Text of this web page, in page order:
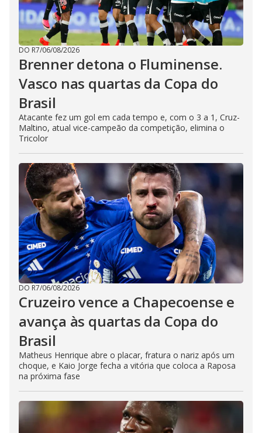
DO R7/06/08/2026
Brenner detona o Fluminense.
Vasco nas quartas da Copa do
Brasil
Atacante fez um gol em cada tempo e, com o 3 a 1, Cruz-
Maltino, atual vice-campeão da competição, elimina o
Tricolor
DO R7/06/08/2026
Cruzeiro vence a Chapecoense e
avança às quartas da Copa do
Brasil
Matheus Henrique abre o placar, fratura o nariz após um
choque, e Kaio Jorge fecha a vitória que coloca a Raposa
na próxima fase